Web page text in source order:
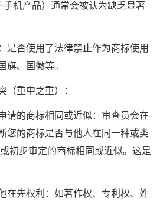
手机产品）通常会被认为缺乏显著
否使用了法律禁止作为商标使用
旗、国徽等。
重中之重）：
的商标相同或近似：审查员会在
您的商标是否与他人在同一种或类
初步审定的商标相同或近似。这是
先权利：如著作权、专利权、姓